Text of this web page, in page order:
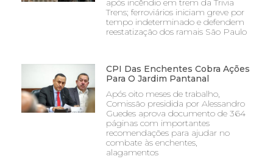
após incêndio em trem da Trivia
Trens; ferroviários iniciam greve por
tempo indeterminado e defendem
reestatização dos ramais São Paulo
CPI Das Enchentes Cobra Ações
Para O Jardim Pantanal
Após oito meses de trabalho,
Comissão presidida por Alessandro
Guedes aprova documento de 364
páginas com importantes
recomendações para ajudar no
combate às enchentes,
alagamentos